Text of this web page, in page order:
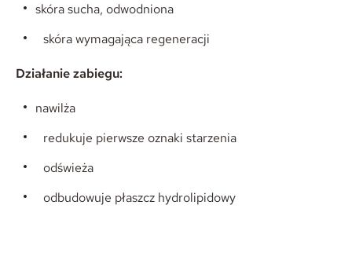
skóra sucha, odwodniona
skóra wymagająca regeneracji
Działanie zabiegu:
nawilża
redukuje pierwsze oznaki starzenia
odświeża
odbudowuje płaszcz hydrolipidowy